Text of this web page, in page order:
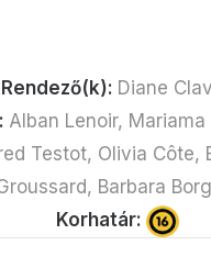
Rendező(k): Diane
Alban Lenoir,
Testot, Olivia Côte,
Barbara
Korhatár: